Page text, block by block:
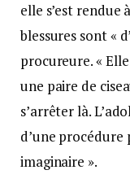
elle s’est rendue
blessures sont «
procureure. «
une paire de
s’arrêter là.
d’une
imaginaire ».